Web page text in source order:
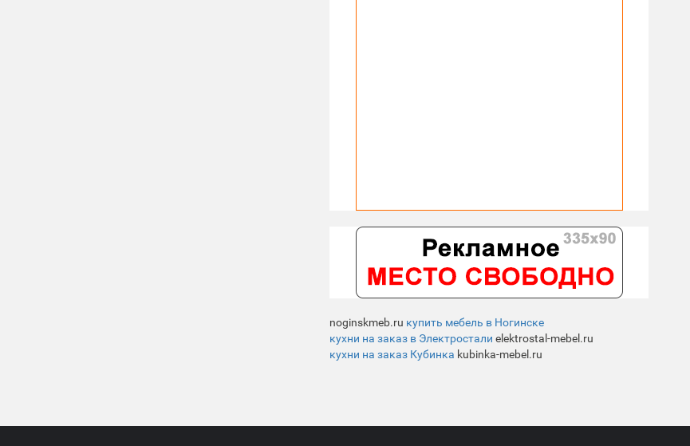
noginskmeb.ru купить мебель в Ногинске
кухни на заказ в Электростали elektrostal-mebel.ru
кухни на заказ Кубинка kubinka-mebel.ru